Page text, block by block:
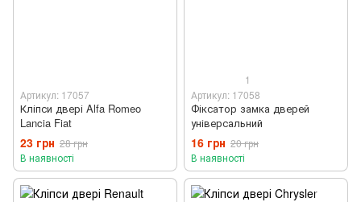
Артикул: 17057
Кліпси двері Alfa Romeo
Lancia Fiat
23 грн 28 грн
В наявності
1
Артикул: 17058
Фіксатор замка дверей
універсальний
16 грн 20 грн
В наявності